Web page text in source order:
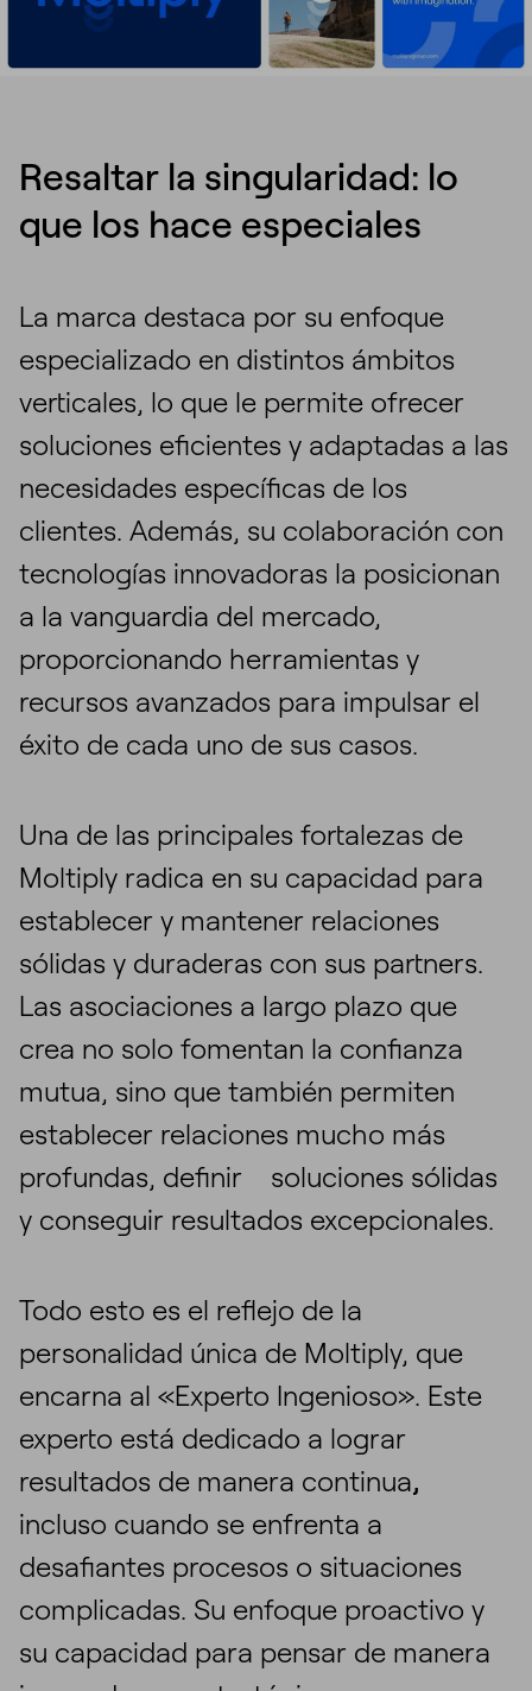
Resaltar la singularidad: lo
que los hace especiales
La marca destaca por su enfoque
especializado en distintos ámbitos
verticales, lo que le permite ofrecer
soluciones eficientes y adaptadas a las
necesidades específicas de los
clientes. Además, su colaboración con
tecnologías innovadoras la posicionan
a la vanguardia del mercado,
proporcionando herramientas y
recursos avanzados para impulsar el
éxito de cada uno de sus casos.
Una de las principales fortalezas de
Moltiply radica en su capacidad para
establecer y mantener relaciones
sólidas y duraderas con sus partners.
Las asociaciones a largo plazo que
crea no solo fomentan la confianza
mutua, sino que también permiten
establecer relaciones mucho más
profundas, definir soluciones sólidas
y conseguir resultados excepcionales.
Todo esto es el reflejo de la
personalidad única de Moltiply, que
encarna al «Experto Ingenioso». Este
experto está dedicado a lograr
resultados de manera continua,
incluso cuando se enfrenta a
desafiantes procesos o situaciones
complicadas. Su enfoque proactivo y
su capacidad para pensar de manera